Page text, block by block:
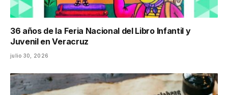
36 años de la Feria Nacional del Libro Infantil y
Juvenil en Veracruz
julio 30, 2026